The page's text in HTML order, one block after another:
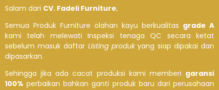
Salam dari CV. Fadeli Furniture,
Semua Produk Furniture olahan kayu berkualitas grade A
kami telah melewati Inspeksi tenaga QC secara ketat
sebelum masuk daftar Listing produkyang siap dipakai dan
dipasarkan.
Sehingga jika ada cacat produksi kami memberi garansi
100% perbaikan bahkan ganti produk baru dari perusahaan